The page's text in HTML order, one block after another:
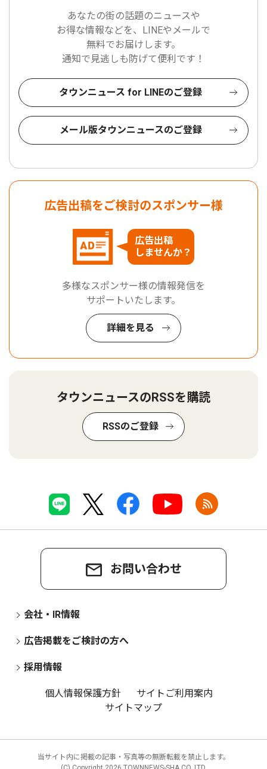
あなたの街の話題のニュースや
お得な情報などを、LINEやメールで
無料でお届けします。
通知で見逃しも防げて便利です！
タウンニュース for LINEのご登録
メール版タウンニュースのご登録
広告出稿をご検討のスポンサー様
広告出稿
しませんか？
多様なスポンサー様の情報発信を
サポートいたします。
詳細を見る
タウンニュースのRSSを購読
RSSのご登録
お問い合わせ
会社・IR情報
広告掲載をご検討の方へ
採用情報
個人情報保護方針
サイトご利用案内
サイトマップ
当サイト内に掲載の記事・写真等の無断転載を禁止します。